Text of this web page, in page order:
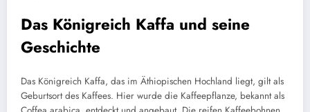
Das Königreich Kaffa und seine
Geschichte
Das Königreich Kaffa, das im Äthiopischen Hochland liegt, gilt als
Geburtsort des Kaffees. Hier wurde die Kaffeepflanze, bekannt als